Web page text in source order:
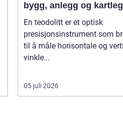
bygg, anlegg og
En teodolitt er et optisk
presisjonsinstrument som
til å måle horisontale og
vinkle...
05 juli 2026